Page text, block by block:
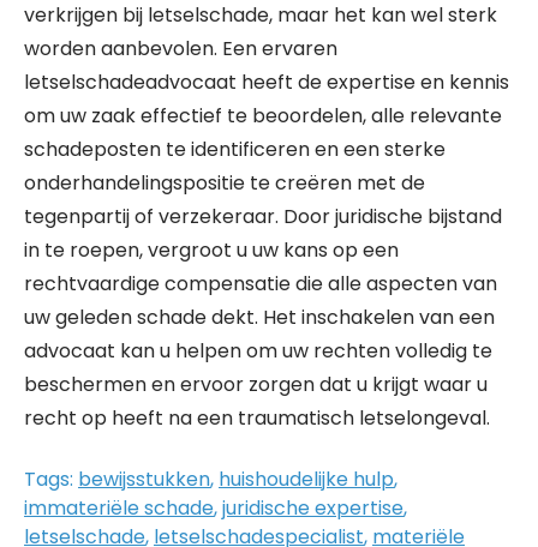
verkrijgen bij letselschade, maar het kan wel sterk
worden aanbevolen. Een ervaren
letselschadeadvocaat heeft de expertise en kennis
om uw zaak effectief te beoordelen, alle relevante
schadeposten te identificeren en een sterke
onderhandelingspositie te creëren met de
tegenpartij of verzekeraar. Door juridische bijstand
in te roepen, vergroot u uw kans op een
rechtvaardige compensatie die alle aspecten van
uw geleden schade dekt. Het inschakelen van een
advocaat kan u helpen om uw rechten volledig te
beschermen en ervoor zorgen dat u krijgt waar u
recht op heeft na een traumatisch letselongeval.
Tags: bewijsstukken, huishoudelijke hulp,
immateriële schade,juridische expertise,
letselschade, letselschadespecialist, materiële